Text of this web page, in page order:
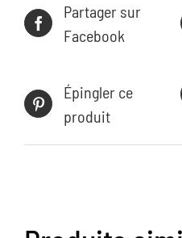
Partager sur
Facebook
Épingler ce
produit